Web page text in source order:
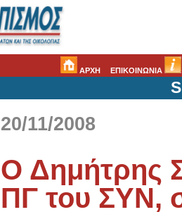
ΑΡΧΗ ΕΠΙΚΟΙΝΩΝΙΑ
20/11/2008
Ο Δημήτρης
ΠΓ του ΣΥΝ,